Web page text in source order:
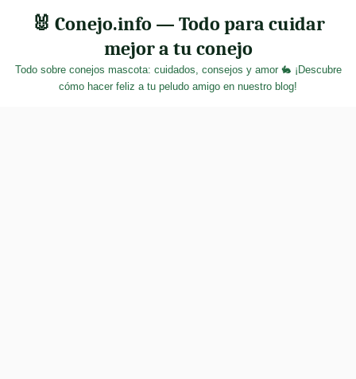
🐰 Conejo.info — Todo para cuidar
mejor a tu conejo
Todo sobre conejos mascota: cuidados, consejos y amor 🐇 ¡Descubre
cómo hacer feliz a tu peludo amigo en nuestro blog!